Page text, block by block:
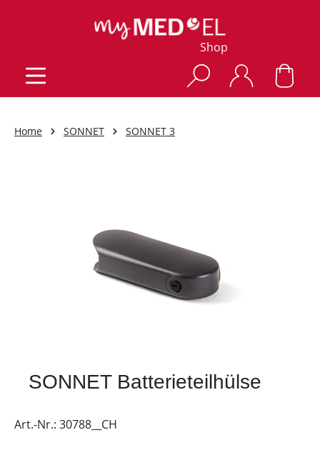
Shop
Home SONNET SONNET 3
SONNET Batterieteilhülse
Art.-Nr.: 30788__CH